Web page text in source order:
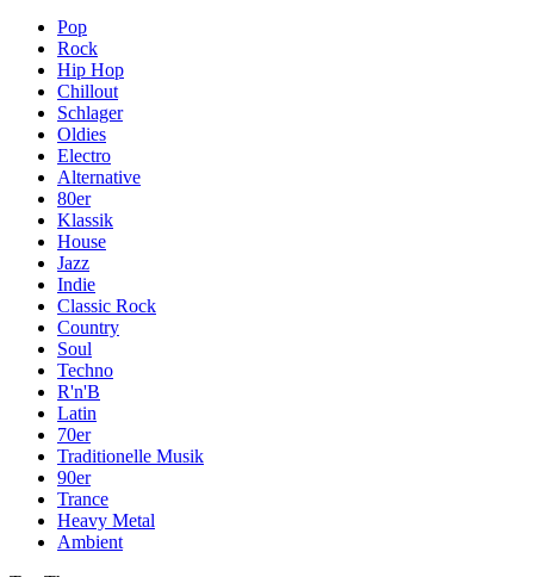
Pop
Rock
Hip Hop
Chillout
Schlager
Oldies
Electro
Alternative
80er
Klassik
House
Jazz
Indie
Classic Rock
Country
Soul
Techno
R'n'B
Latin
70er
Traditionelle Musik
90er
Trance
Heavy Metal
Ambient